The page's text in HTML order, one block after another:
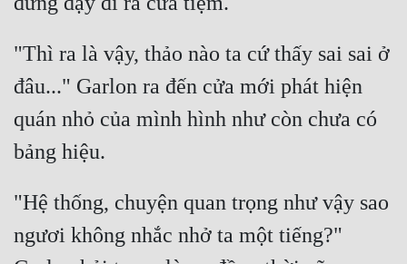
"Thì ra là vậy, thảo nào ta cứ thấy sai sai ở
đâu..." Garlon ra đến cửa mới phát hiện
quán nhỏ của mình hình như còn chưa có
"Hệ thống, chuyện quan trọng như vậy sao
ngươi không nhắc nhở ta một tiếng?"